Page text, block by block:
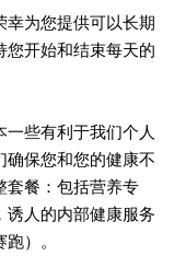
为您提供可以长期
开始和结束每天的
些有利于我们个人
保您和您的健康不
套餐：包括营养专
人的内部健康服务
）。